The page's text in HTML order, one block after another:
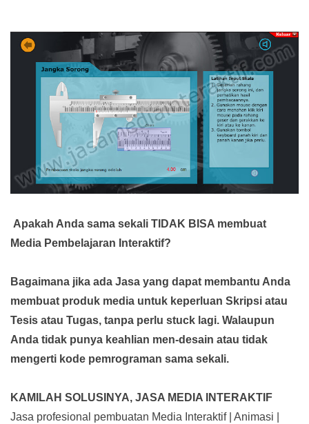
Apakah Anda sama sekali TIDAK BISA membuat
Media Pembelajaran Interaktif?
Bagaimana jika ada Jasa yang dapat membantu Anda
membuat produk media untuk keperluan Skripsi atau
Tesis atau Tugas, tanpa perlu stuck lagi. Walaupun
Anda tidak punya keahlian men-desain atau tidak
mengerti kode pemrograman sama sekali.
KAMILAH SOLUSINYA, JASA MEDIA INTERAKTIF
Jasa profesional pembuatan Media Interaktif | Animasi |